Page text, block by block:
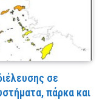
σε
πάρκα και